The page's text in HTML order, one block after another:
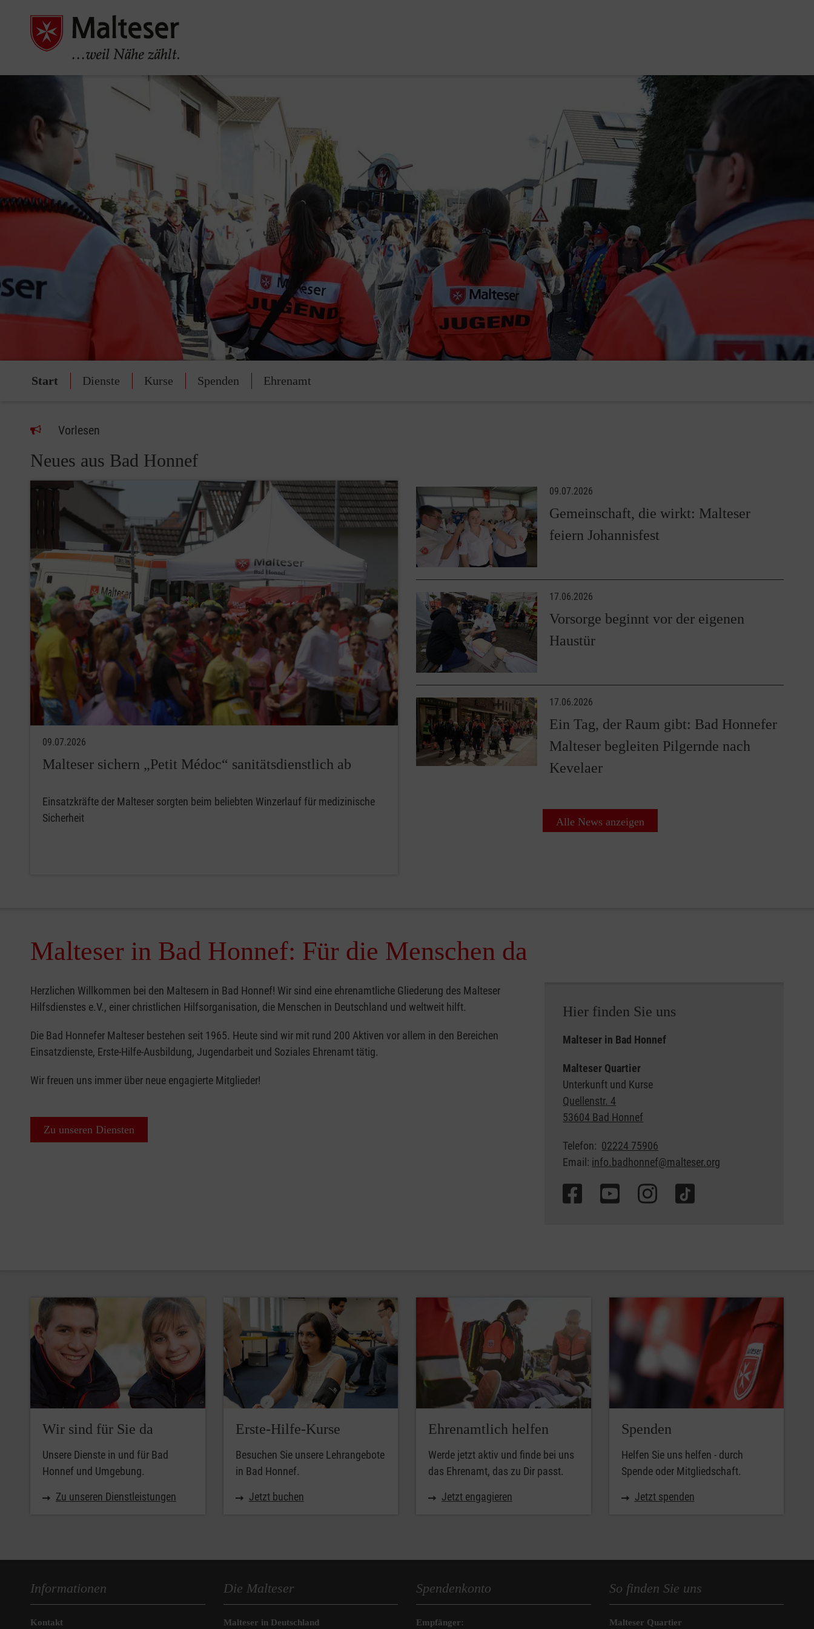
Start Dienste Kurse Spenden Ehrenamt
Vorlesen
Neues aus Bad Honnef
09.07.2026
Malteser sichern „Petit Médoc“ sanitätsdienstlich ab
Einsatzkräfte der Malteser sorgten beim beliebten Winzerlauf für medizinische
Sicherheit
09.07.2026
Gemeinschaft, die wirkt: Malteser
feiern Johannisfest
17.06.2026
Vorsorge beginnt vor der eigenen
Haustür
17.06.2026
Ein Tag, der Raum gibt: Bad Honnefer
Malteser begleiten Pilgernde nach
Kevelaer
Alle News anzeigen
Malteser in Bad Honnef: Für die Menschen da
Herzlichen Willkommen bei den Maltesern in Bad Honnef! Wir sind eine ehrenamtliche Gliederung des Malteser
Hilfsdienstes e.V., einer christlichen Hilfsorganisation, die Menschen in Deutschland und weltweit hilft.
Die Bad Honnefer Malteser bestehen seit 1965. Heute sind wir mit rund 200 Aktiven vor allem in den Bereichen
Einsatzdienste, Erste-Hilfe-Ausbildung, Jugendarbeit und Soziales Ehrenamt tätig.
Wir freuen uns immer über neue engagierte Mitglieder!
Zu unseren Diensten
Hier finden Sie uns
Malteser in Bad Honnef
Malteser Quartier
Unterkunft und Kurse
Quellenstr. 4
53604 Bad Honnef
Telefon: 02224 75906
Email: info.badhonnef@malteser.org
Wir sind für Sie da
Unsere Dienste in und für Bad
Honnef und Umgebung.
Zu unseren Dienstleistungen
Erste-Hilfe-Kurse
Besuchen Sie unsere Lehrangebote
in Bad Honnef.
Jetzt buchen
Ehrenamtlich helfen
Werde jetzt aktiv und finde bei uns
das Ehrenamt, das zu Dir passt.
Jetzt engagieren
Spenden
Helfen Sie uns helfen - durch
Spende oder Mitgliedschaft.
Jetzt spenden
Informationen
Kontakt
Die Malteser
Malteser in Deutschland
Spendenkonto
Empfänger:
So finden Sie uns
Malteser Quartier